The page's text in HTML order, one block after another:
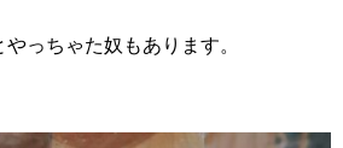
っちゃた奴もあります。